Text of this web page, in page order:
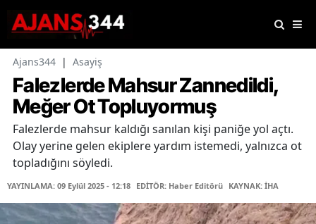
Ajans344 | Asayiş
Falezlerde Mahsur Zannedildi,
Meğer Ot Topluyormuş
Falezlerde mahsur kaldığı sanılan kişi paniğe yol açtı.
Olay yerine gelen ekiplere yardım istemedi, yalnızca ot
topladığını söyledi.
YAYINLAMA: 09 Eylül 2025 - 12:18 EDİTÖR: Haber Editörü KAYNAK: İHA